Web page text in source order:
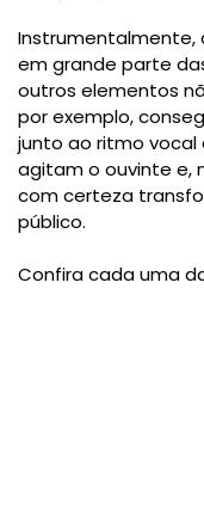
Instrumentalmente,
em grande parte
outros elementos
por exemplo,
junto ao ritmo vocal
agitam o ouvinte e,
com certeza
público.
Confira cada uma